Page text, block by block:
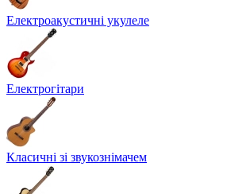
Електроакустичні укулеле
Електрогітари
Класичні зі звукознімачем